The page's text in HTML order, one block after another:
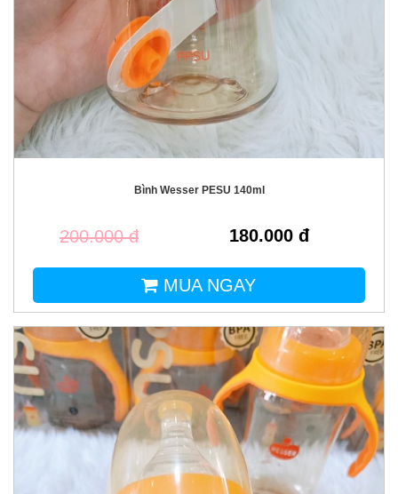
Bình Wesser PESU 140ml
200.000 đ 180.000 đ
MUA NGAY